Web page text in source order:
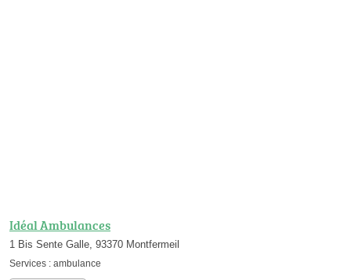
Idéal Ambulances
1 Bis Sente Galle, 93370 Montfermeil
Services : ambulance